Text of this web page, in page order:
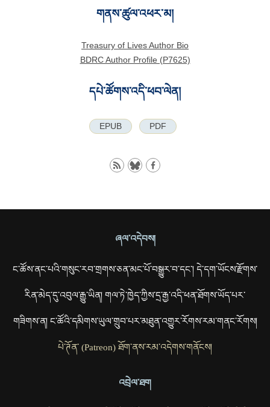
གནས་ཚུལ་འཕར་མ།
Treasury of Lives Author Bio
BDRC Author Profile (P7625)
དཔེ་ཚོགས་འདི་ཕབ་ལེན།
EPUB PDF
ཞལ་འདེབས།
ང་ཚོས་ནང་པའི་གསུང་རབ་གྲགས་ཅན་མང་པོ་བསྒྱུར་བ་དང་། དེ་དག་ཡོངས་རྫོགས་
རིན་མེད་དུ་འབུལ་རྒྱུ་ཡིན། གལ་ཏེ་ཁྱེད་ཀྱིས་དྲ་རྒྱ་འདི་ཕན་ཐོགས་ཡོད་པར་
གཟིགས་ན། ང་ཚོའི་དམིགས་ཡུལ་གྲུབ་པར་མཐུན་འགྱུར་རོགས་རམ་གནང་རོགས།
པེ་ཊོན་ (Patreon) ཐོག་ནས་རམ་འདེགས་གནོངས།
འབྲེལ་ཐག